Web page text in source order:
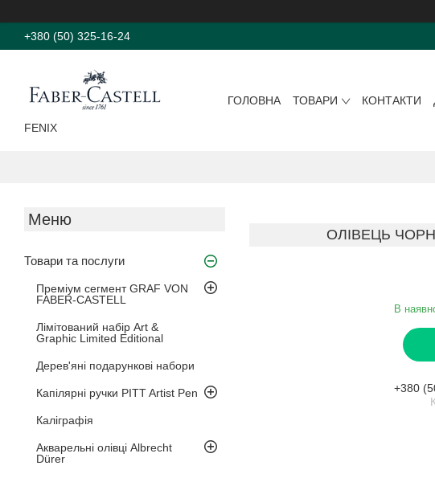
+380 (50) 325-16-24
FENIX
ГОЛОВНА ТОВАРИ КОНТАКТИ
Товари та послуги
Преміум сегмент GRAF VON
FABER-CASTELL
Лімітований набір Art &
Graphic Limited Editional
Дерев'яні подарункові набори
Капілярні ручки PITT Artist Pen
Каліграфія
Акварельні олівці Albrecht
Dürer
ОЛІВЕЦЬ
В
+380